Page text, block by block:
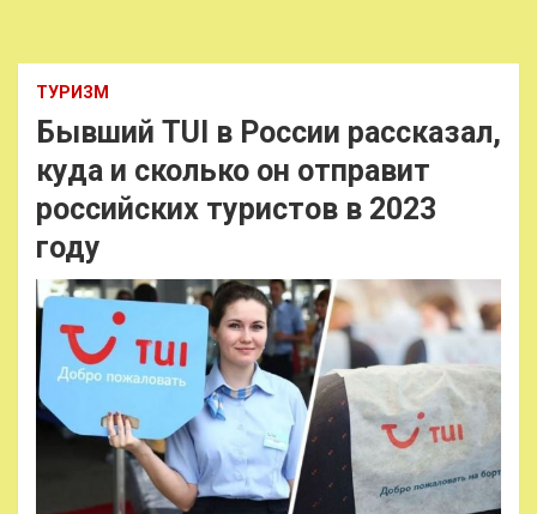
ТУРИЗМ
Бывший TUI в России рассказал,
куда и сколько он отправит
российских туристов в 2023
году